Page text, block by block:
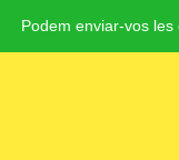
Podem enviar-vos